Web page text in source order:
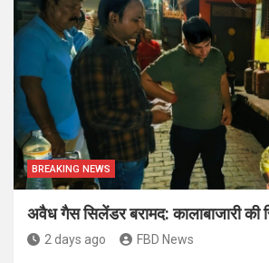
BREAKING NEWS
अवैध गैस सिलेंडर बरामद: कालाबाजारी की
2 days ago FBD News